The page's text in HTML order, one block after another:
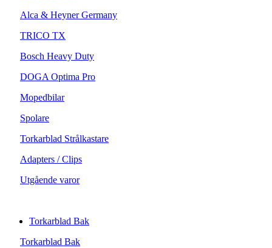
Alca & Heyner Germany
TRICO TX
Bosch Heavy Duty
DOGA Optima Pro
Mopedbilar
Spolare
Torkarblad Strålkastare
Adapters / Clips
Utgående varor
Torkarblad Bak
Torkarblad Bak